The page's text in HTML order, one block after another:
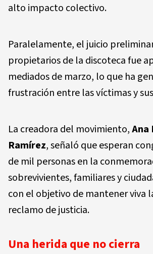
alto impacto colectivo.
Paralelamente, el juicio
propietarios de la discoteca fue
mediados de marzo, lo que ha
frustración entre las víctimas y
La creadora del movimiento,Ana
Ramírez, señaló que esperan
de mil personas en la
sobrevivientes, familiares y
con el objetivo de mantener viva
reclamo de justicia.
Una herida que no cierra